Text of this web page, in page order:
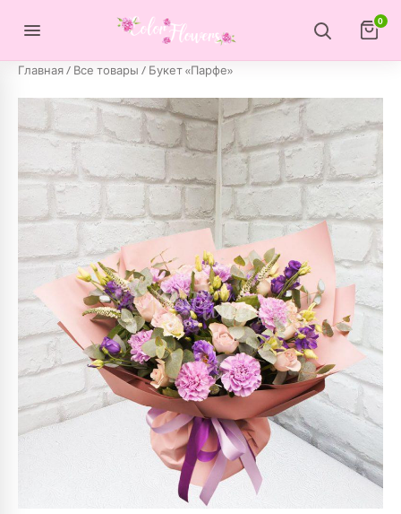
0
Главная/ Все товары / Букет «Парфе»